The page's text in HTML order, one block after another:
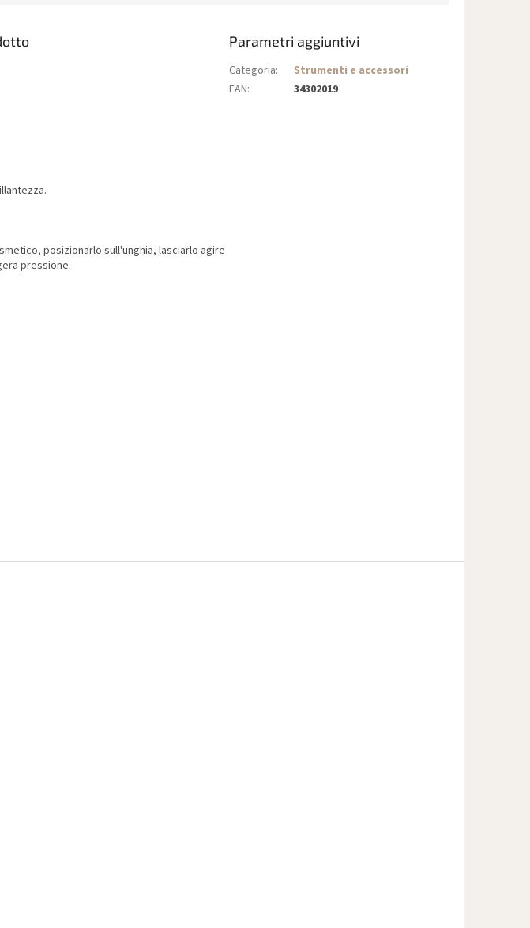
posizionarlo sull'unghia, lasciarlo agire
pressione.
Parametri aggiuntivi
Categoria:
Strumenti e accessori
EAN: 34302019